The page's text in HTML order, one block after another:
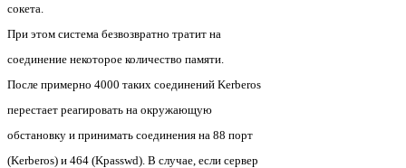
сокета.
При этом система безвозвратно тратит на
соединение некоторое количество памяти.
После примерно 4000 таких соединений Kerberos
перестает реагировать на окружающую
обстановку и принимать соединения на 88 порт
(Kerberos) и 464 (Kpasswd). В случае, если сервер